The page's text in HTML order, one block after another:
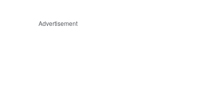
Advertisement